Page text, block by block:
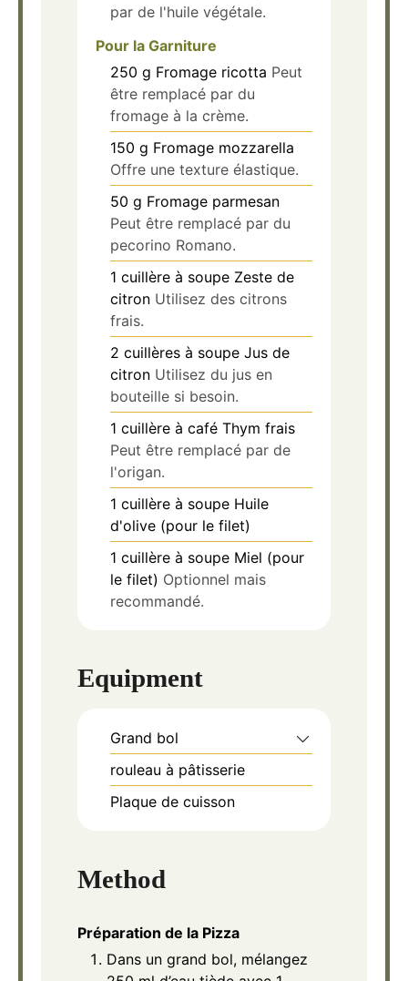
par de l'huile végétale.
Pour la Garniture
250 g Fromage ricotta Peut
être remplacé par du
fromage à la crème.
150 g Fromage mozzarella
Offre une texture élastique.
50 g Fromage parmesan
Peut être remplacé par du
pecorino Romano.
1 cuillère à soupe Zeste de
citron Utilisez des citrons
frais.
2 cuillères à soupe Jus de
citron Utilisez du jus en
bouteille si besoin.
1 cuillère à café Thym frais
Peut être remplacé par de
l'origan.
1 cuillère à soupe Huile
d'olive (pour le filet)
1 cuillère à soupe Miel (pour
le filet) Optionnel mais
recommandé.
Equipment
Grand bol
rouleau à pâtisserie
Plaque de cuisson
Method
Préparation de la Pizza
Dans un grand bol, mélangez